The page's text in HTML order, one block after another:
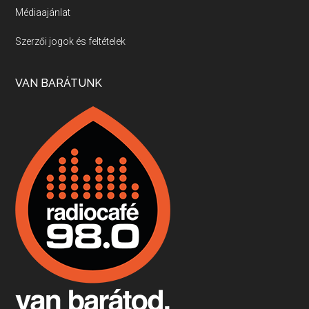
Villány, kékfrankos, Jackfall
Apr 17, 2026 • 00:35:38
Boston, teadélután, bab és homár
Apr 9, 2026 • 00:37:17
Fermentáljunk, a testünk meghálálja!
Apr 3, 2026 • 00:36:07
Médiaajánlat
Szerzői jogok és feltételek
VAN BARÁTUNK